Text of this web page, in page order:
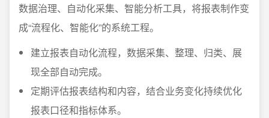
数据治理、自动化采集、智能分析工具，将报表制作变
成“流程化、智能化”的系统工程。
建立报表自动化流程，数据采集、整理、归类、展
现全部自动完成。
定期评估报表结构和内容，结合业务变化持续优化
报表口径和指标体系。